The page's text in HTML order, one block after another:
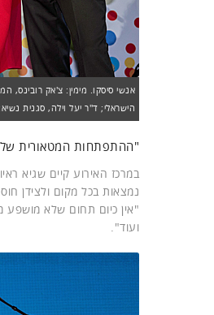
אנשי סיסקו. מימין: צ'אק רובינס,
הישראלי; ד"ר יעל וילה, סגנית
"ההתפתחות המטאורית
במרכז האירוע קיים שגיא
נמצאות בכל מקום ולצידן
"אין כיום תחום שלא מושפע
ועוד".